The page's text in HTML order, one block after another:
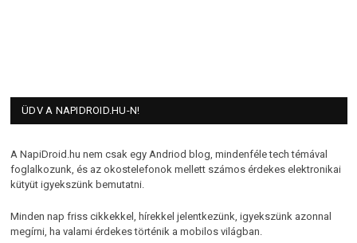
ÜDV A NAPIDROID.HU-N!
A NapiDroid.hu nem csak egy Andriod blog, mindenféle tech témával
foglalkozunk, és az okostelefonok mellett számos érdekes elektronikai
kütyüt igyekszünk bemutatni.
Minden nap friss cikkekkel, hírekkel jelentkezünk, igyekszünk azonnal
megírni, ha valami érdekes történik a mobilos világban.